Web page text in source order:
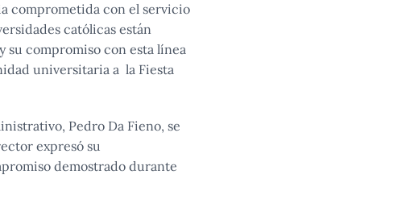
comprometida con el servicio
católicas están
su compromiso con esta línea
universitaria a la Fiesta
Pedro Da Fieno, se
expresó su
demostrado durante